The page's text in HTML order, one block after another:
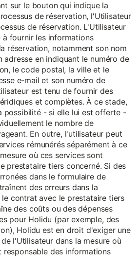
sur le bouton qui indique la
de réservation, l'Utilisateur
de réservation. L'Utilisateur
à fournir les informations
réservation, notamment son nom
adresse en indiquant le numéro de
le code postal, la ville et le
e-mail et son numéro de
est tenu de fournir des
et complètes. À ce stade,
possibilité - si elle lui est offerte -
le nombre de
En outre, l'utilisateur peut
rémunérés séparément à ce
où ces services sont
prestataire tiers concerné. Si des
dans le formulaire de
des erreurs dans la
le contrat avec le prestataire tiers
des coûts ou des dépenses
pour Holidu (par exemple, des
Holidu est en droit d'exiger une
l'Utilisateur dans la mesure où
responsable des informations